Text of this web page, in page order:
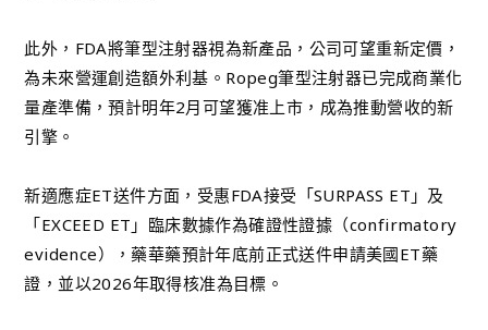
此外，FDA將筆型注射器視為新產品，公司可望重新定價，
為未來營運創造額外利基。Ropeg筆型注射器已完成商業化
量產準備，預計明年2月可望獲准上市，成為推動營收的新
引擎。
新適應症ET送件方面，受惠FDA接受「SURPASS ET」及
「EXCEED ET」臨床數據作為確證性證據（confirmatory
evidence），藥華藥預計年底前正式送件申請美國ET藥
證，並以2026年取得核准為目標。